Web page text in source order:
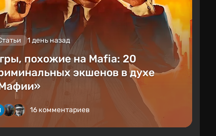
1 день назад
похожие на Mafia: 20
экшенов в духе
16 комментариев